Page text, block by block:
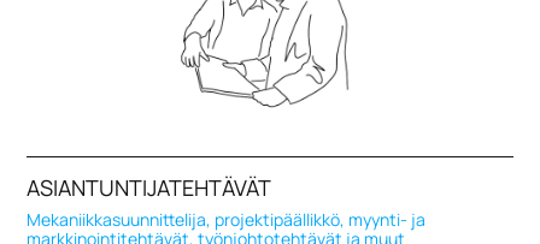
ASIANTUNTIJATEHTÄVÄT
Mekaniikkasuunnittelija, projektipäällikkö, myynti- ja
markkinointitehtävät, työnjohtotehtävät ja muut